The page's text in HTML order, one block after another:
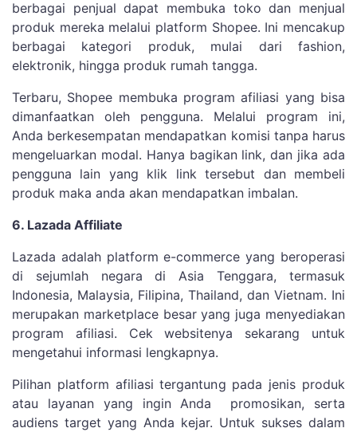
berbagai penjual dapat membuka toko dan menjual
produk mereka melalui platform Shopee. Ini mencakup
berbagai kategori produk, mulai dari fashion,
elektronik, hingga produk rumah tangga.
Terbaru, Shopee membuka program afiliasi yang bisa
dimanfaatkan oleh pengguna. Melalui program ini,
Anda berkesempatan mendapatkan komisi tanpa harus
mengeluarkan modal. Hanya bagikan link, dan jika ada
pengguna lain yang klik link tersebut dan membeli
produk maka anda akan mendapatkan imbalan.
6. Lazada Affiliate
Lazada adalah platform e-commerce yang beroperasi
di sejumlah negara di Asia Tenggara, termasuk
Indonesia, Malaysia, Filipina, Thailand, dan Vietnam. Ini
merupakan marketplace besar yang juga menyediakan
program afiliasi. Cek websitenya sekarang untuk
mengetahui informasi lengkapnya.
Pilihan platform afiliasi tergantung pada jenis produk
atau layanan yang ingin Anda promosikan, serta
audiens target yang Anda kejar. Untuk sukses dalam